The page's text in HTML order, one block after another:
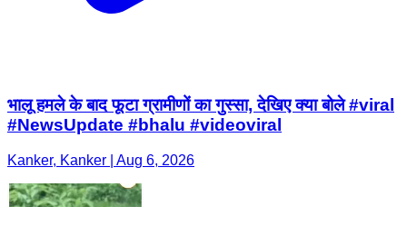
भालू हमले के बाद फूटा ग्रामीणों का गुस्सा, देखिए क्या बोले #viral
#NewsUpdate #bhalu #videoviral
Kanker, Kanker | Aug 6, 2026